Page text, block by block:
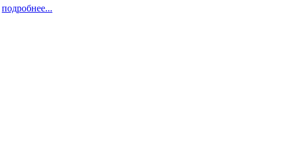
подробнее...